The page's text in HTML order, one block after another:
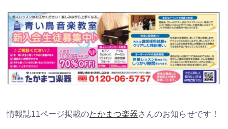
情報誌11ページ掲載のたかまつ楽器さんのお知らせです！